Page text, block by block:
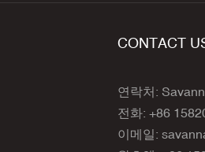
CONTACT
연락처:
전화: +86
이메일: